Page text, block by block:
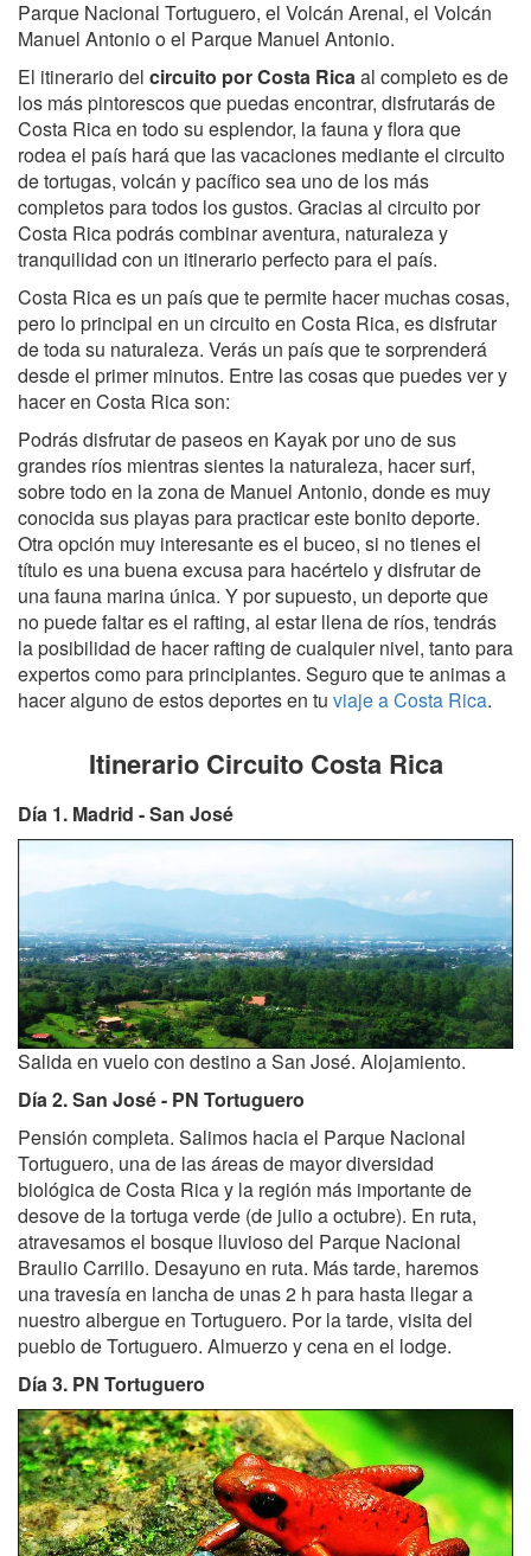
Parque Nacional Tortuguero, el Volcán Arenal, el Volcán
Manuel Antonio o el Parque Manuel Antonio.
El itinerario del circuito por Costa Ricaal completo es de
los más pintorescos que puedas encontrar, disfrutarás de
Costa Rica en todo su esplendor, la fauna y flora que
rodea el país hará que las vacaciones mediante el circuito
de tortugas, volcán y pacífico sea uno de los más
completos para todos los gustos. Gracias al circuito por
Costa Rica podrás combinar aventura, naturaleza y
tranquilidad con un itinerario perfecto para el país.
Costa Rica es un país que te permite hacer muchas cosas,
pero lo principal en un circuito en Costa Rica, es disfrutar
de toda su naturaleza. Verás un país que te sorprenderá
desde el primer minutos. Entre las cosas que puedes ver y
hacer en Costa Rica son:
Podrás disfrutar de paseos en Kayak por uno de sus
grandes ríos mientras sientes la naturaleza, hacer surf,
sobre todo en la zona de Manuel Antonio, donde es muy
conocida sus playas para practicar este bonito deporte.
Otra opción muy interesante es el buceo, si no tienes el
título es una buena excusa para hacértelo y disfrutar de
una fauna marina única. Y por supuesto, un deporte que
no puede faltar es el rafting, al estar llena de ríos, tendrás
la posibilidad de hacer rafting de cualquier nivel, tanto para
expertos como para principiantes. Seguro que te animas a
hacer alguno de estos deportes en tu viaje a Costa Rica.
Itinerario Circuito Costa Rica
Día 1. Madrid - San José
Salida en vuelo con destino a San José. Alojamiento.
Día 2. San José - PN Tortuguero
Pensión completa. Salimos hacia el Parque Nacional
Tortuguero, una de las áreas de mayor diversidad
biológica de Costa Rica y la región más importante de
desove de la tortuga verde (de julio a octubre). En ruta,
atravesamos el bosque lluvioso del Parque Nacional
Braulio Carrillo. Desayuno en ruta. Más tarde, haremos
una travesía en lancha de unas 2 h para hasta llegar a
nuestro albergue en Tortuguero. Por la tarde, visita del
pueblo de Tortuguero. Almuerzo y cena en el lodge.
Día 3. PN Tortuguero